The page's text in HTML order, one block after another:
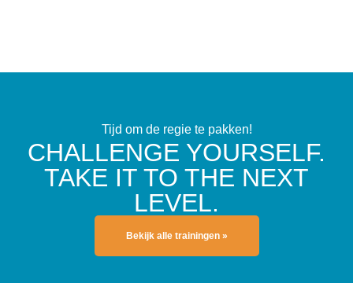
Tijd om de regie te pakken!
CHALLENGE YOURSELF.
TAKE IT TO THE NEXT
LEVEL.
Bekijk alle trainingen »